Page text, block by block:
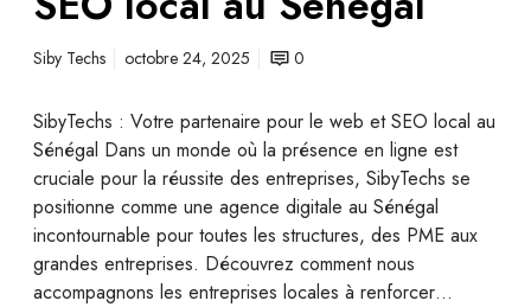
Siby Techs octobre 24, 2025 0
SibyTechs : Votre partenaire pour le web et SEO local au
Sénégal Dans un monde où la présence en ligne est
cruciale pour la réussite des entreprises, SibyTechs se
positionne comme une agence digitale au Sénégal
incontournable pour toutes les structures, des PME aux
grandes entreprises. Découvrez comment nous
accompagnons les entreprises locales à renforcer…